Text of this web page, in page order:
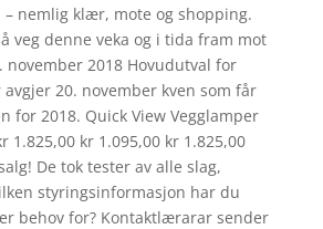
– nemlig klær, mote og shopping.
veg denne veka og i tida fram mot
november 2018 Hovudutval for
20. november kven som får
for 2018. Quick View Vegglamper
1.825,00 kr 1.095,00 kr 1.825,00
De tok tester av alle slag,
styringsinformasjon har du
behov for? Kontaktlærarar sender